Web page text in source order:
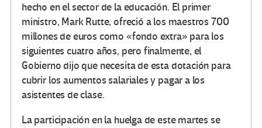
hecho en el sector de la educación. El primer
ministro, Mark Rutte, ofreció a los maestros 700
millones de euros como «fondo extra» para los
siguientes cuatro años, pero finalmente, el
Gobierno dijo que necesita de esta dotación para
cubrir los aumentos salariales y pagar a los
asistentes de clase.
La participación en la huelga de este martes se